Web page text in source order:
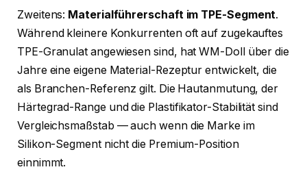
Zweitens: Materialführerschaft im TPE-Segment.
Während kleinere Konkurrenten oft auf zugekauftes
TPE-Granulat angewiesen sind, hat WM-Doll über die
Jahre eine eigene Material-Rezeptur entwickelt, die
als Branchen-Referenz gilt. Die Hautanmutung, der
Härtegrad-Range und die Plastifikator-Stabilität sind
Vergleichsmaßstab — auch wenn die Marke im
Silikon-Segment nicht die Premium-Position
einnimmt.